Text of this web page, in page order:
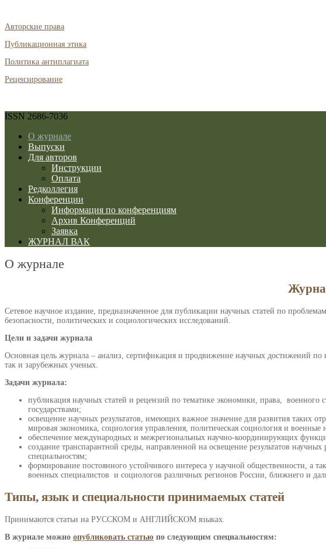
Авторские права
Публикационная этика
Политика антиплагиата
Рецензирование
ISSN 2686-7036
О журнале
Выпуски
Для авторов
Инструкции
Оплата
Редколлегия
Конференции
Информация по конференциям
Архив Конференций
Заявка
ЖУРНАЛ ВАК
О журнале
Сетевое научное издание, предназначенное для публикации научных статей по
безопасности, политических и социологических исследований.
Цели и задачи журнала
Основная цель журнала – анализ, сертификация и продвижение научных достижений по
так и зарубежных ученых.
Задачи журнала:
публикация научных статей и рецензий по тематике экономики, права,
государствами;
освещение научных результатов, имеющих важное значение для развития таких
мировая экономика, социология управления, политическая социология и военные
обеспечение международных и межрегиональных научно-координирующих
создание транспарантной среды, направленной на освещение результатов
специальностям;
формирование постоянного устойчивого интереса у научной общественности, а
военных специалистов и социологов различных регионов России, ближнего и
Типы, язык и специальности принимаемых статей
Принимаются статьи на РУССКОМ и АНГЛИЙСКОМ языках.
В журнале можно опубликовать статью по следующим специальностям: